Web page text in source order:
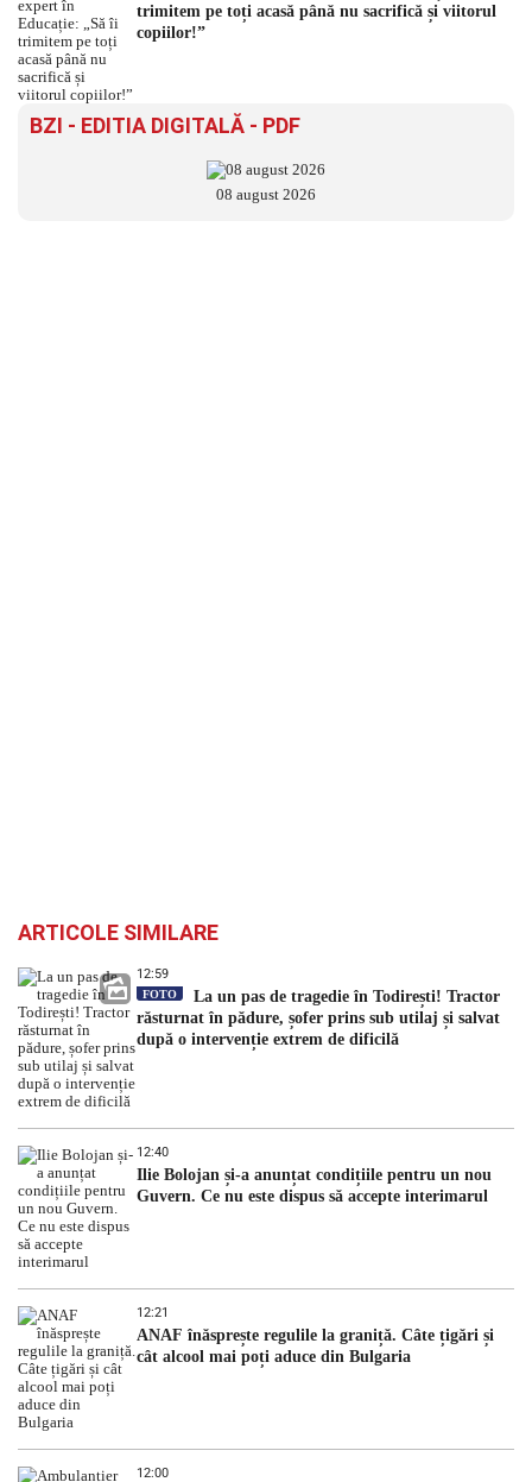
trimitem pe toți acasă până nu sacrifică și viitorul
copiilor!”
BZI - EDITIA DIGITALĂ - PDF
08 august 2026
ARTICOLE SIMILARE
12:59
FOTO
La un pas de tragedie în Todirești! Tractor
răsturnat în pădure, șofer prins sub utilaj și salvat
după o intervenție extrem de dificilă
12:40
Ilie Bolojan și-a anunțat condițiile pentru un nou
Guvern. Ce nu este dispus să accepte interimarul
12:21
ANAF înăsprește regulile la graniță. Câte țigări și
cât alcool mai poți aduce din Bulgaria
12:00